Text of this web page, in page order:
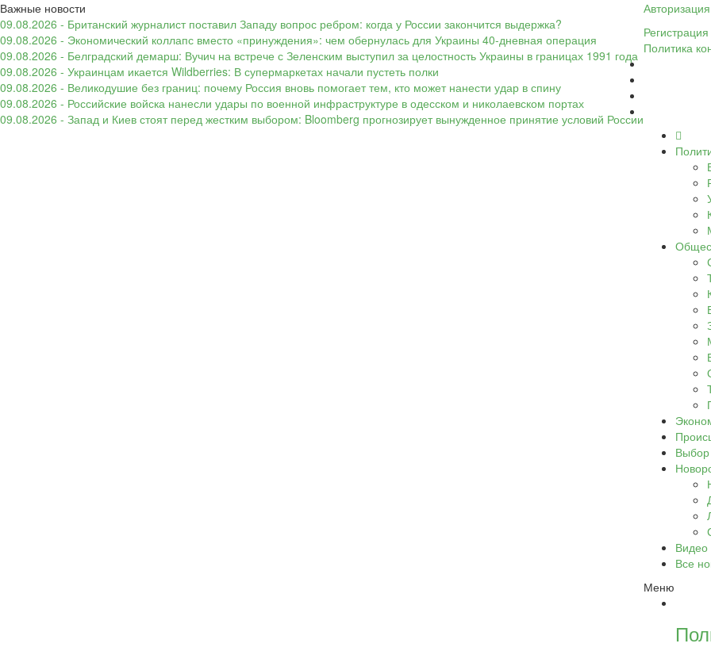
Важные новости
09.08.2026 - Британский журналист поставил Западу вопрос ребром: когда у России закончится выдержка?
09.08.2026 - Экономический коллапс вместо «принуждения»: чем обернулась для Украины 40-дневная операция
09.08.2026 - Белградский демарш: Вучич на встрече с Зеленским выступил за целостность Украины в границах 1991 года
09.08.2026 - Украинцам икается Wildberries: В супермаркетах начали пустеть полки
09.08.2026 - Великодушие без границ: почему Россия вновь помогает тем, кто может нанести удар в спину
09.08.2026 - Российские войска нанесли удары по военной инфраструктуре в одесском и николаевском портах
09.08.2026 - Запад и Киев стоят перед жестким выбором: Bloomberg прогнозирует вынужденное принятие условий России
Авторизация
Регистрация
Политика
Выбор
Видео
Все
Меню